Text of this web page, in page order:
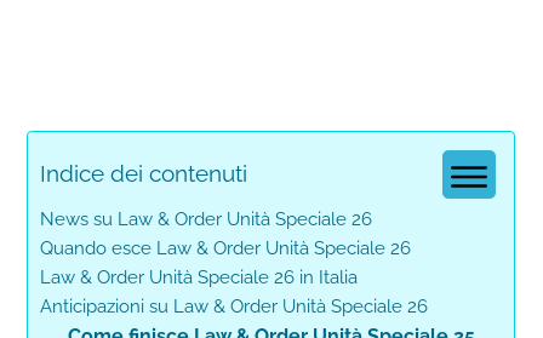
Indice dei contenuti
News su Law & Order Unità Speciale 26
Quando esce Law & Order Unità Speciale 26
Law & Order Unità Speciale 26 in Italia
Anticipazioni su Law & Order Unità Speciale 26